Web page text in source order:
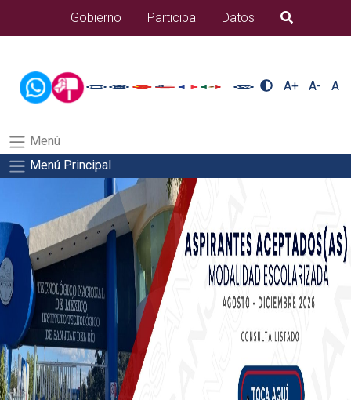
nuestra/nuestra-2Salida del comando:
Gobierno Participa Datos B�squeda
A+ A- A
Menú
Menú Principal